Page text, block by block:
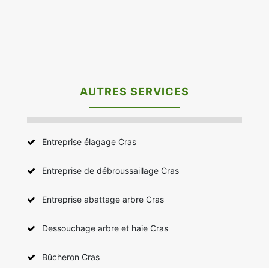
AUTRES SERVICES
Entreprise élagage Cras
Entreprise de débroussaillage Cras
Entreprise abattage arbre Cras
Dessouchage arbre et haie Cras
Bûcheron Cras